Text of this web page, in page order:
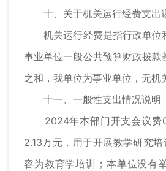
十、关于机关运行经费支出
机关运行经费是指行政单位
事业单位一般公共预算财政拨款
之和，我单位为事业单位，无机
十一、一般性支出情况说明
2024年本部门开支会议费0
2.13万元，用于开展教学研究
容为教育学培训；本单位没有